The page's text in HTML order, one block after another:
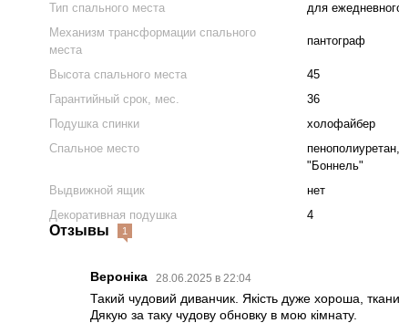
Тип спального места
для
Механизм трансформации спального
места
пантограф
Высота спального места
45
Гарантийный срок, мес.
36
Подушка спинки
холофайбер
Спальное место
"Боннель"
Выдвижной ящик
нет
Декоративная подушка
4
Отзывы 1
Вероніка 28.06.2025 в 22:04
Такий чудовий диванчик. Якість дуже хороша,
Дякую за таку чудову обновку в мою кімнату.